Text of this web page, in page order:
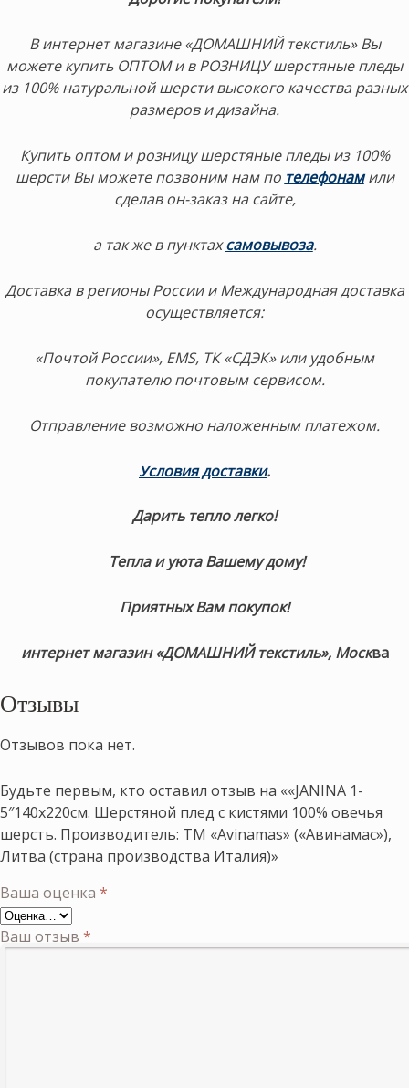
В интернет магазине «ДОМАШНИЙ текстиль» Вы
можете купить ОПТОМ и в РОЗНИЦУ шерстяные пледы
из 100% натуральной шерсти высокого качества разных
размеров и дизайна.
Купить оптом и розницу шерстяные пледы из 100%
шерсти Вы можете позвоним нам по телефонамили
сделав он-заказ на сайте,
а так же в пунктахсамовывоза.
Доставка в регионы России и Международная доставка
осуществляется:
«Почтой России», EMS, ТК «СДЭК» или удобным
покупателю почтовым сервисом.
Отправление возможно наложенным платежом.
Условия доставки.
Дарить тепло легко!
Тепла и уюта Вашему дому!
Приятных Вам покупок!
интернет магазин «ДОМАШНИЙ текстиль», Москва
Отзывы
Отзывов пока нет.
Будьте первым, кто оставил отзыв на ««JANINA 1-
5″140х220см. Шерстяной плед с кистями 100% овечья
шерсть. Производитель: ТМ «Avinamas» («Авинамас»),
Литва (страна производства Италия)»
Ваша оценка *
Ваш отзыв *